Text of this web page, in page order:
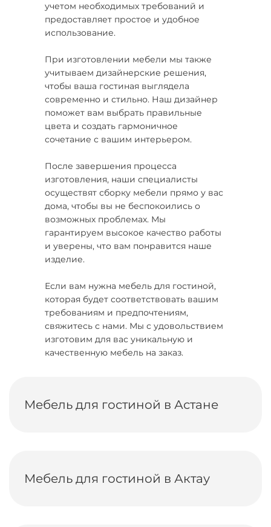
учетом необходимых требований и
предоставляет простое и удобное
использование.
При изготовлении мебели мы также
учитываем дизайнерские решения,
чтобы ваша гостиная выглядела
современно и стильно. Наш дизайнер
поможет вам выбрать правильные
цвета и создать гармоничное
сочетание с вашим интерьером.
После завершения процесса
изготовления, наши специалисты
осуществят сборку мебели прямо у вас
дома, чтобы вы не беспокоились о
возможных проблемах. Мы
гарантируем высокое качество работы
и уверены, что вам понравится наше
изделие.
Если вам нужна мебель для гостиной,
которая будет соответствовать вашим
требованиям и предпочтениям,
свяжитесь с нами. Мы с удовольствием
изготовим для вас уникальную и
качественную мебель на заказ.
Мебель для гостиной в Астане
Мебель для гостиной в Актау